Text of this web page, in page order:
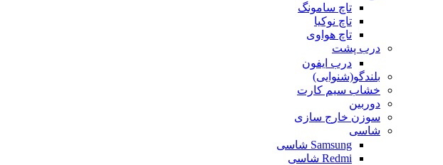
تاچ سامونگ
تاچ نوکیا
تاچ هواوی
درب پشت
درب ایفون
بلندگو(شنوایی)
خشاب سیم کارت
دوربین
سوزن خارج سازی
شاسی
Samsung شاسی
Redmi شاسی